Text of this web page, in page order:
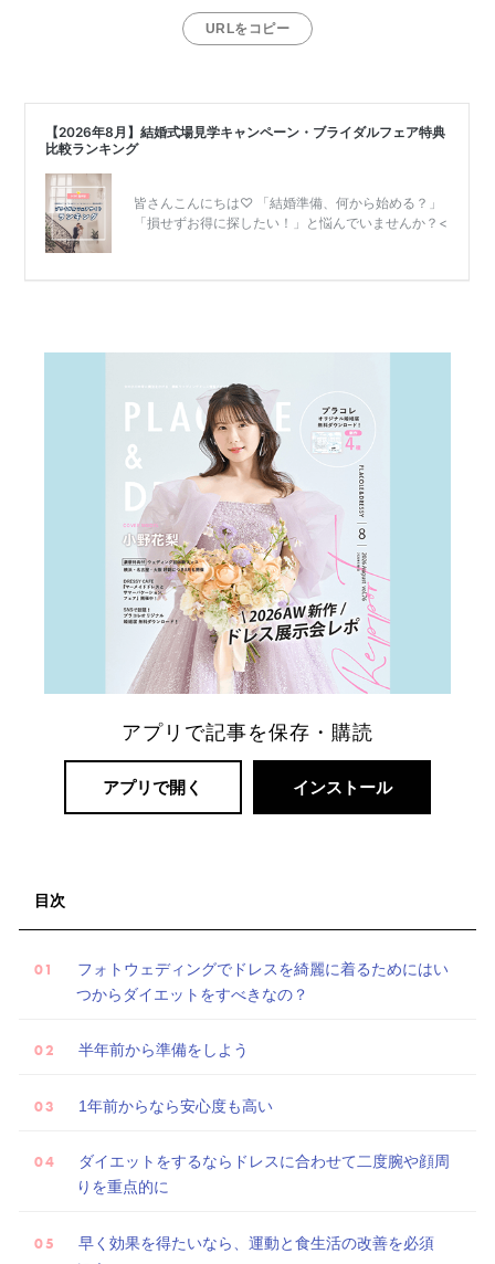
URLをコピー
アプリで記事を保存・購読
アプリで開く インストール
目次
フォトウェディングでドレスを綺麗に着るためにはい
つからダイエットをすべきなの？
半年前から準備をしよう
1年前からなら安心度も高い
ダイエットをするならドレスに合わせて二度腕や顔周
りを重点的に
早く効果を得たいなら、運動と食生活の改善を必須
結
婚
当
日